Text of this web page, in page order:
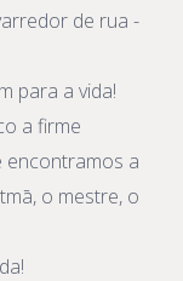
de rua -
para a vida!
a firme
encontramos a
o mestre, o